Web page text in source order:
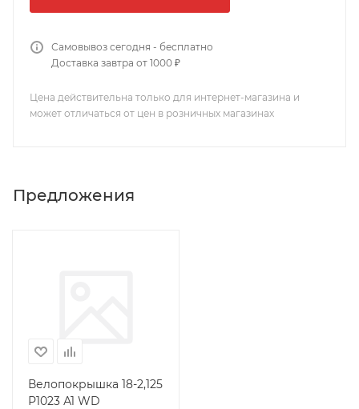
Самовывоз сегодня - бесплатно
Доставка завтра от 1000 ₽
Цена действительна только для интернет-магазина и
может отличаться от цен в розничных магазинах
Предложения
Велопокрышка 18-2,125
Р1023 А1 WD